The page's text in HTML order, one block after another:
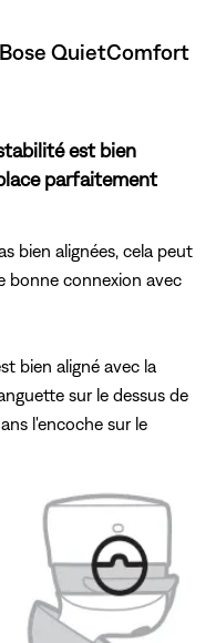
QuietComfort
est bien
parfaitement
bien alignées, cela peut
bonne connexion avec
bien aligné avec la
sur le dessus de
l'encoche sur le